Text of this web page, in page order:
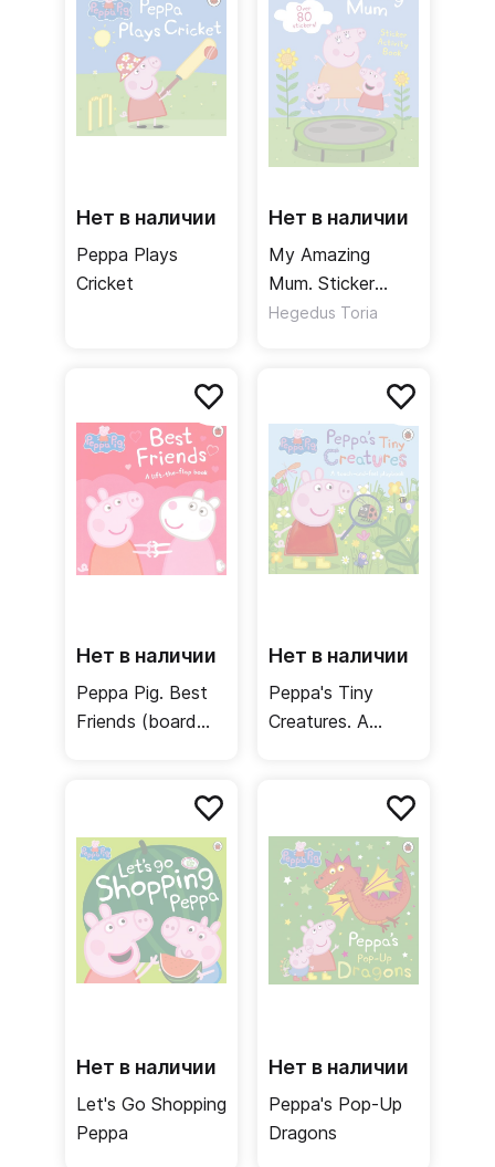
Нет в наличии
Peppa Plays
Cricket
Нет в наличии
My Amazing
Mum. Sticker
Activity Book
Hegedus Toria
Нет в наличии
Peppa Pig. Best
Friends (board
Нет в наличии
Peppa's Tiny
Creatures. A
Нет в наличии
Let's Go Shopping
Peppa
Нет в наличии
Peppa's Pop-Up
Dragons